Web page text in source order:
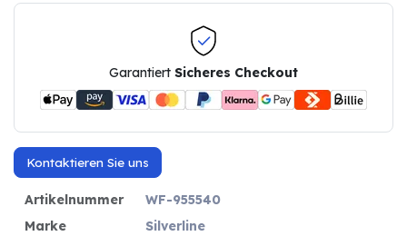
Garantiert Sicheres Checkout
Kontaktieren Sie uns
Artikelnummer
WF-955540
Marke
Silverline